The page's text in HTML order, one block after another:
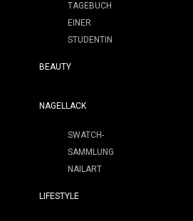
TAGEBUCH
EINER
STUDENTIN
BEAUTY
NAGELLACK
SWATCH-
SAMMLUNG
NAILART
LIFESTYLE